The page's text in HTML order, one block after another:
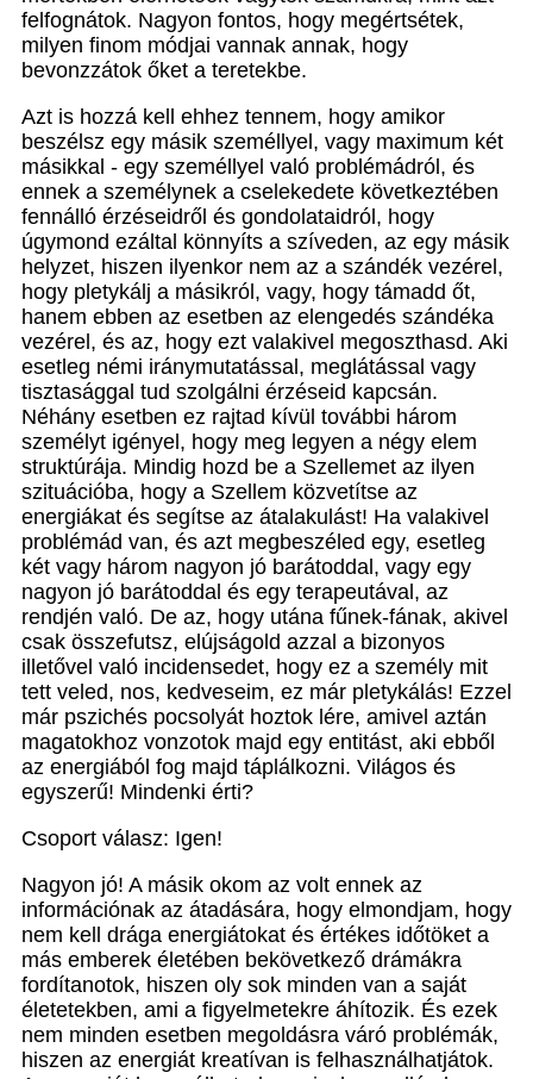
felfognátok. Nagyon fontos, hogy megértsétek,
milyen finom módjai vannak annak, hogy
bevonzzátok őket a teretekbe.
Azt is hozzá kell ehhez tennem, hogy amikor
beszélsz egy másik személlyel, vagy maximum két
másikkal - egy személlyel való problémádról, és
ennek a személynek a cselekedete következtében
fennálló érzéseidről és gondolataidról, hogy
úgymond ezáltal könnyíts a szíveden, az egy másik
helyzet, hiszen ilyenkor nem az a szándék vezérel,
hogy pletykálj a másikról, vagy, hogy támadd őt,
hanem ebben az esetben az elengedés szándéka
vezérel, és az, hogy ezt valakivel megoszthasd. Aki
esetleg némi iránymutatással, meglátással vagy
tisztasággal tud szolgálni érzéseid kapcsán.
Néhány esetben ez rajtad kívül további három
személyt igényel, hogy meg legyen a négy elem
struktúrája. Mindig hozd be a Szellemet az ilyen
szituációba, hogy a Szellem közvetítse az
energiákat és segítse az átalakulást! Ha valakivel
problémád van, és azt megbeszéled egy, esetleg
két vagy három nagyon jó barátoddal, vagy egy
nagyon jó barátoddal és egy terapeutával, az
rendjén való. De az, hogy utána fűnek-fának, akivel
csak összefutsz, elújságold azzal a bizonyos
illetővel való incidensedet, hogy ez a személy mit
tett veled, nos, kedveseim, ez már pletykálás! Ezzel
már pszichés pocsolyát hoztok lére, amivel aztán
magatokhoz vonzotok majd egy entitást, aki ebből
az energiából fog majd táplálkozni. Világos és
egyszerű! Mindenki érti?
Csoport válasz: Igen!
Nagyon jó! A másik okom az volt ennek az
információnak az átadására, hogy elmondjam, hogy
nem kell drága energiátokat és értékes időtöket a
más emberek életében bekövetkező drámákra
fordítanotok, hiszen oly sok minden van a saját
életetekben, ami a figyelmetekre áhítozik. És ezek
nem minden esetben megoldásra váró problémák,
hiszen az energiát kreatívan is felhasználhatjátok.